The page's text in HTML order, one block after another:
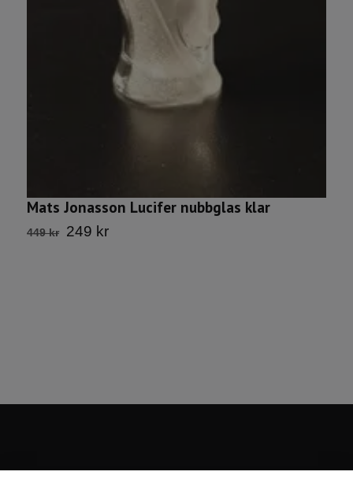
Mats Jonasson Lucifer nubbglas klar
449 kr 249 kr